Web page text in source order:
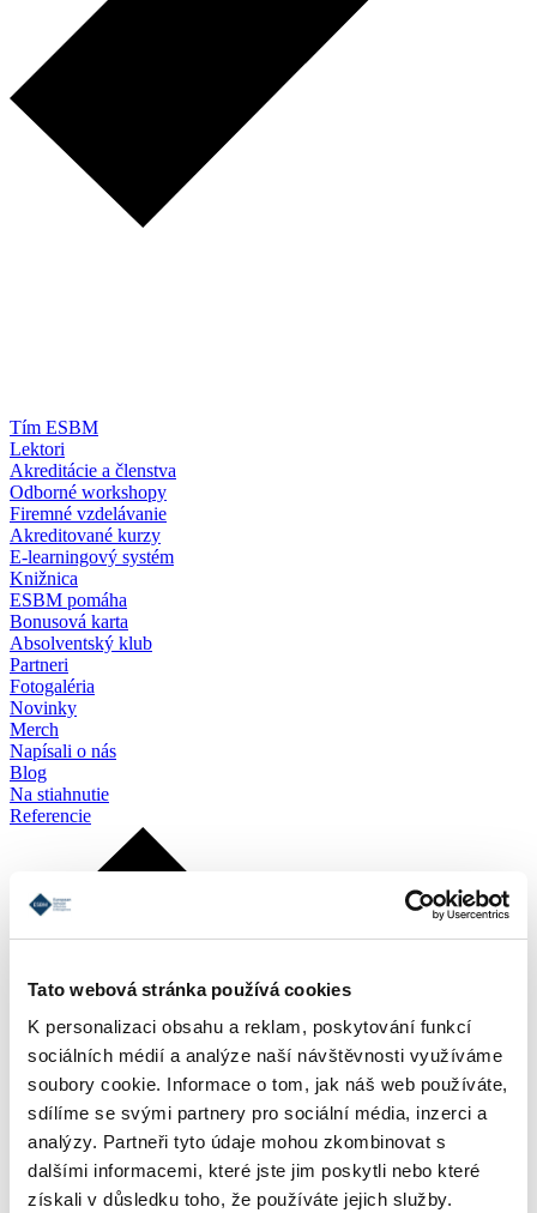
Tato webová stránka používá cookies
K personalizaci obsahu a reklam, poskytování funkcí
sociálních médií a analýze naší návštěvnosti využíváme
soubory cookie. Informace o tom, jak náš web používáte,
sdílíme se svými partnery pro sociální média, inzerci a
analýzy. Partneři tyto údaje mohou zkombinovat s
dalšími informacemi, které jste jim poskytli nebo které
získali v důsledku toho, že používáte jejich služby.
Tím ESBM
Lektori
Akreditácie a členstva
Odborné workshopy
Firemné vzdelávanie
Akreditované kurzy
E-learningový systém
Knižnica
ESBM pomáha
Bonusová karta
Absolventský klub
Partneri
Fotogaléria
Novinky
Merch
Napísali o nás
Blog
Na stiahnutie
Referencie